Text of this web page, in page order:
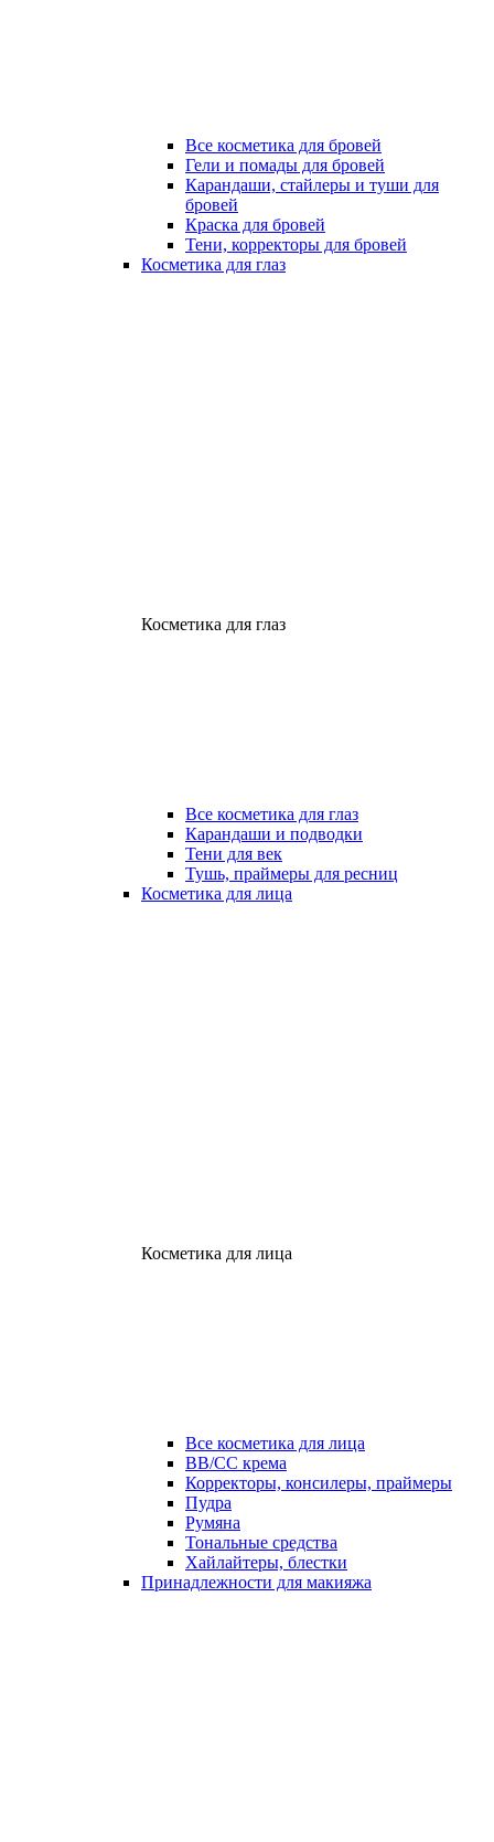
Все косметика для бровей
Гели и помады для бровей
Карандаши, стайлеры и туши для
бровей
Краска для бровей
Тени, корректоры для бровей
Косметика для глаз
Косметика для глаз
Все косметика для глаз
Карандаши и подводки
Тени для век
Тушь, праймеры для ресниц
Косметика для лица
Косметика для лица
Все косметика для лица
ВВ/СС крема
Корректоры, консилеры, праймеры
Пудра
Румяна
Тональные средства
Хайлайтеры, блестки
Принадлежности для макияжа